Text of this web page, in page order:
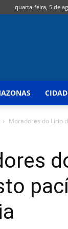
quarta-feira, 5 de
Moradores do Lírio